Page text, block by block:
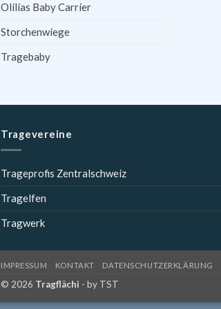
Olilias Baby Carrier
Storchenwiege
Tragebaby
Tragevereine
Trageprofis Zentralschweiz
Tragelfen
Tragwerk
IMPRESSUM KONTAKT DATENSCHUTZERKLÄRUNG
© 2026 Tragflächi - by TST